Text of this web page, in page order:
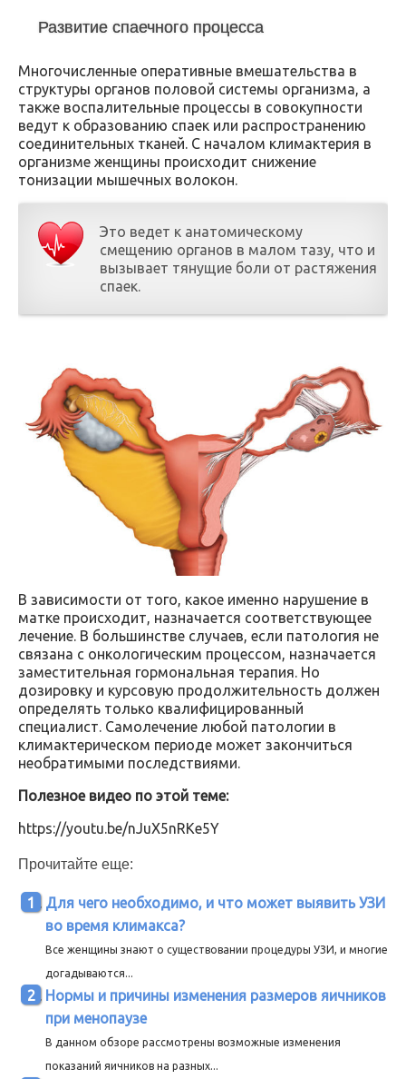
Развитие спаечного процесса
Многочисленные оперативные вмешательства в
структуры органов половой системы организма, а
также воспалительные процессы в совокупности
ведут к образованию спаек или распространению
соединительных тканей. С началом климактерия в
организме женщины происходит снижение
тонизации мышечных волокон.
Это ведет к анатомическому
смещению органов в малом тазу, что и
вызывает тянущие боли от растяжения
спаек.
В зависимости от того, какое именно нарушение в
матке происходит, назначается соответствующее
лечение. В большинстве случаев, если патология не
связана с онкологическим процессом, назначается
заместительная гормональная терапия. Но
дозировку и курсовую продолжительность должен
определять только квалифицированный
специалист. Самолечение любой патологии в
климактерическом периоде может закончиться
необратимыми последствиями.
Полезное видео по этой теме:
https://youtu.be/nJuX5nRKe5Y
Прочитайте еще:
Для чего необходимо, и что может выявить УЗИ
во время климакса?
Все женщины знают о существовании процедуры УЗИ, и многие
догадываются...
Нормы и причины изменения размеров яичников
при менопаузе
В данном обзоре рассмотрены возможные изменения
показаний яичников на разных...